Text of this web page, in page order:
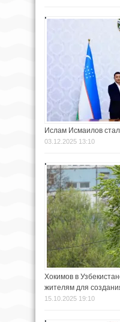
Ислам Исмаилов
03.12.2025 13:10
Хокимов в
жителям для
15.10.2025 19:10